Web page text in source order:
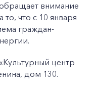
внимание
что с 10 января
граждан-
центр
дом 130.